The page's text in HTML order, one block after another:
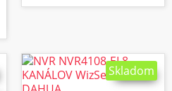
VLOŽIŤ DO KOŠÍKA
Skladom